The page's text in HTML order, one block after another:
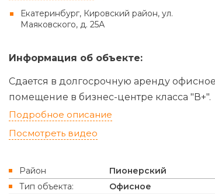
Екатеринбург, Кировский район, ул.
Маяковского, д. 25А
Информация об объекте:
Сдается в долгосрочную аренду офисное
помещение в бизнес-центре класса "В+".
Подробное описание
Посмотреть видео
Район
Пионерский
Тип объекта:
Офисное